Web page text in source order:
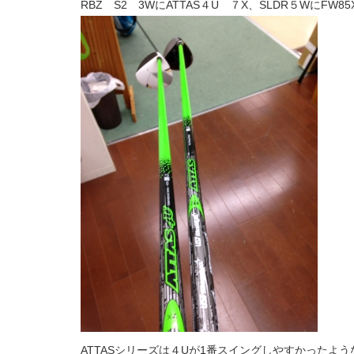
RBZ S2 3WにATTAS４U ７X、SLDR５Wに
ATTASシリーズは４Uが1番スイングしやすかったよう